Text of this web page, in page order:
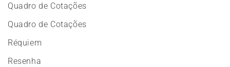
Quadro de Cotações
Quadro de Cotações
Réquiem
Resenha